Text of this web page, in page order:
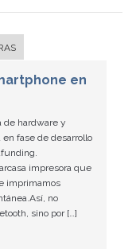
en
de hardware y
fase de desarrollo
impresora que
imprimamos
no
sino por […]